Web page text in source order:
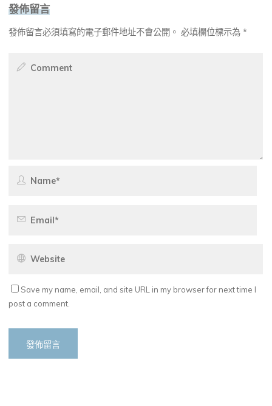
發佈留言
發佈留言必須填寫的電子郵件地址不會公開。 必填欄位標示為*
Save my name, email, and site URL in my browser for next time I
post a comment.